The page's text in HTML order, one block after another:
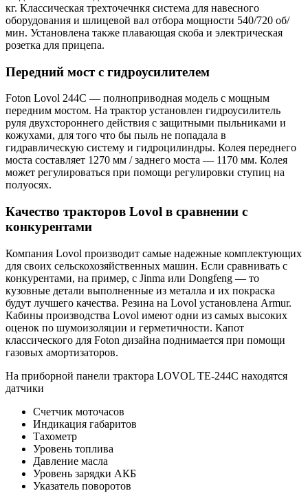
кг. Классическая трехточечнкя система для навесного
оборудования и шлицевой вал отбора мощности 540/720 об/
мин. Установлена также плавающая скоба и электрическая
розетка для прицепа.
Передний мост с гидроусилителем
Foton Lovol 244С — полноприводная модель с мощным
передним мостом. На трактор установлен гидроусилитель
руля двухстороннего действия с защитными пыльниками и
кожухами, для того что бы пыль не попадала в
гидравлическую систему и гидроцилиндры. Колея переднего
моста составляет 1270 мм / заднего моста — 1170 мм. Колея
может регулироваться при помощи регулировки ступиц на
полуосях.
Качество тракторов Lovol в сравнении с
конкурентами
Компания Lovol производит самые надежные комплектующих
для своих сельскохозяйственных машин. Если сравнивать с
конкурентами, на пример, с Jinma или Dongfeng — то
кузовные детали выполненные из металла и их покраска
будут лучшего качества. Резина на Lovol установлена Armur.
Кабины производства Lovol имеют одни из самых высоких
оценок по шумоизоляции и герметичности. Капот
классического для Foton дизайна поднимается при помощи
газовых амортизаторов.
На приборной панели трактора LOVOL TE-244C находятся
датчики
Счетчик моточасов
Индикация габаритов
Тахометр
Уровень топлива
Давление масла
Уровень зарядки АКБ
Указатель поворотов